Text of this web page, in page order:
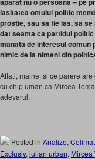
lasitatea omului politic
prostie, sau sa fie las, sa
dat seama ca partidul
manata de interesul comun
nimic de la nimeni din
Aflati, maine, si ce parere
cu chip uman ca Mircea
adevarul.
Posted in Analize,
Exclusiv, iulian urban, Mircea